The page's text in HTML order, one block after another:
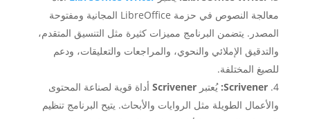
معالجة النصوص في حزمة LibreOffice المجانية ومفتوحة
المصدر. يتضمن البرنامج مميزات كثيرة مثل التنسيق المتقدم،
والتدقيق الإملائي والنحوي، والمراجعات والتعليقات، ودعم
للصيغ المختلفة.
Scrivener: يُعتبر Scrivenerأداة قوية لصناعة المحتوى
والأعمال الطويلة مثل الروايات والأبحاث. يتيح البرنامج تنظيم